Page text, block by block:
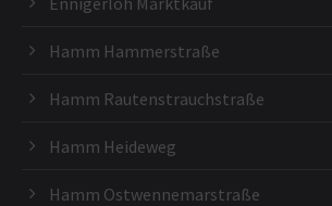
Hamm Hammerstraße
Hamm Rautenstrauchstraße
Hamm Heideweg
Hamm Ostwennemarstraße